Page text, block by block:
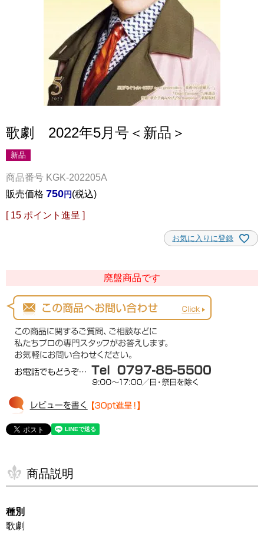
歌劇 2022年5月号＜新品＞
新品
商品番号 KGK-202205A
販売価格 750 税込
[ 15 ポイント進呈 ]
お気に入りに登録
廃盤商品です
商品説明
種別
歌劇